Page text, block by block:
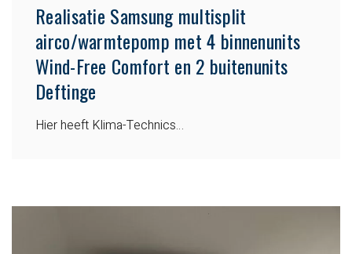
Realisatie Samsung multisplit
airco/warmtepomp met 4 binnenunits
Wind-Free Comfort en 2 buitenunits
Deftinge
Hier heeft Klima-Technics…